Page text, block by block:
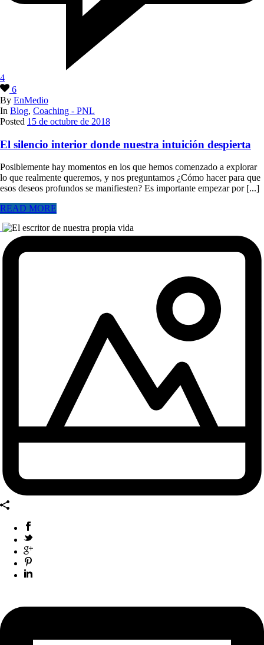
4
6
By EnMedio
In Blog, Coaching - PNL
Posted 15 de octubre de 2018
El silencio interior donde nuestra intuición despierta
Posiblemente hay momentos en los que hemos comenzado a explorar
lo que realmente queremos, y nos preguntamos ¿Cómo hacer para que
esos deseos profundos se manifiesten? Es importante empezar por [...]
READ MORE